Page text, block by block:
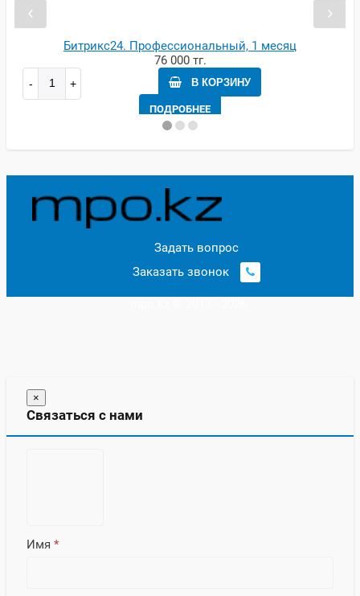
Битрикс24. Профессиональный, 1 месяц
76 000 тг.
В КОРЗИНУ
ПОДРОБНЕЕ
1 месяц
0
Задать вопрос
Заказать звонок
×
Связаться с нами
Имя *